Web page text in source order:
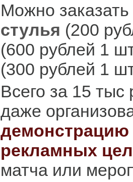
Можно
стулья (200
(600 рублей 1
(300 рублей 1
Всего за 15
даже
рекламных
матча или